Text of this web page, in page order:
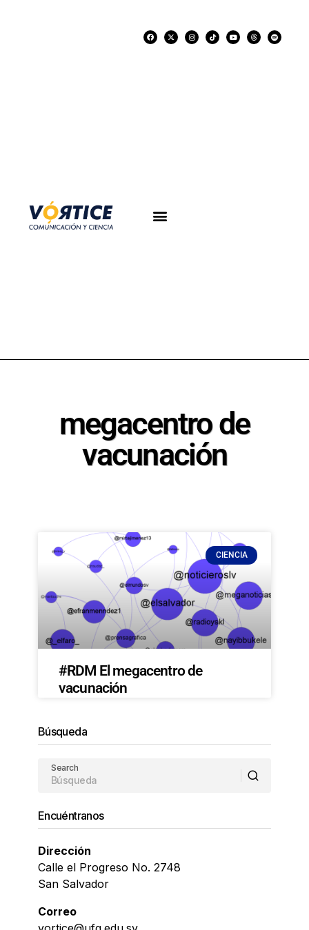
megacentro de
vacunación
CIENCIA
#RDM El megacentro de
vacunación
Búsqueda
Search
Encuéntranos
Dirección
Calle el Progreso No. 2748
San Salvador
Correo